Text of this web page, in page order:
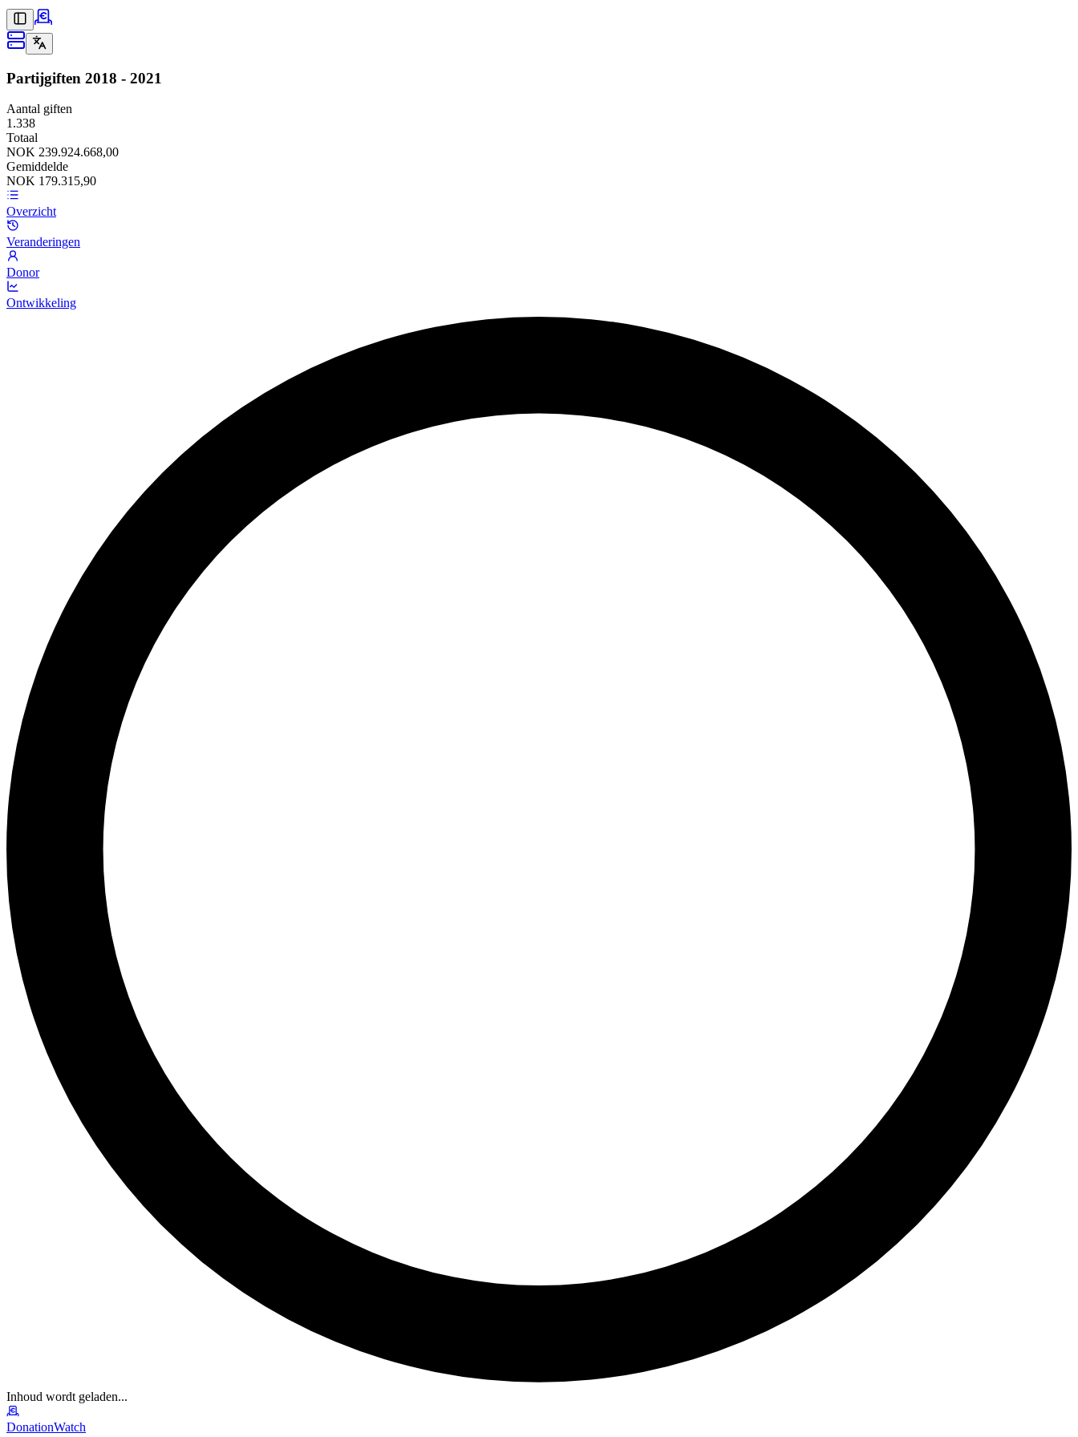
Partijgiften 2018 - 2021
Aantal giften
1.338
Totaal
NOK 239.924.668,00
Gemiddelde
NOK 179.315,90
Overzicht
Veranderingen
Donor
Ontwikkeling
Inhoud wordt geladen...
DonationWatch